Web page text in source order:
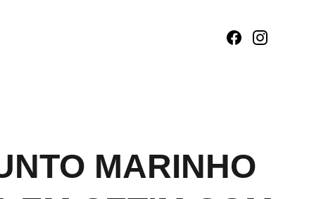
MARINHO